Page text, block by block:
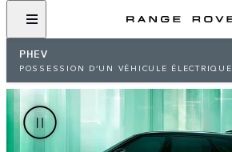
PHEV
POSSESSION D’UN VÉHICULE ÉLECTRIQUE